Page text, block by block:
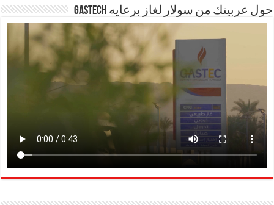
حول عربيتك من سولار لغاز برعايه GASTECH